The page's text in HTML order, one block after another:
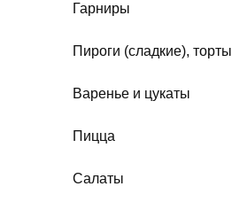
Гарниры
Пироги (сладкие), торты
Варенье и цукаты
Пицца
Салаты